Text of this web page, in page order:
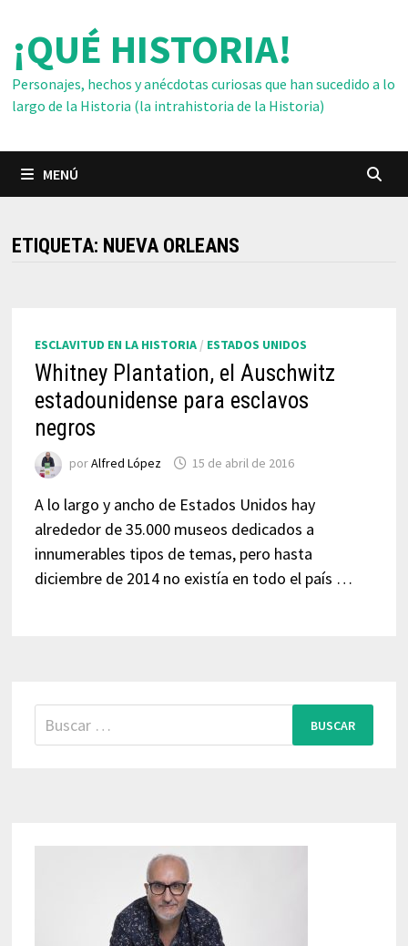
contenido
¡QUÉ HISTORIA!
Personajes, hechos y anécdotas curiosas que han sucedido a lo
largo de la Historia (la intrahistoria de la Historia)
MENÚ
ETIQUETA: NUEVA ORLEANS
ESCLAVITUD EN LA HISTORIA/ ESTADOS UNIDOS
Whitney Plantation, el Auschwitz
estadounidense para esclavos
negros
porAlfred López 15 de abril de 2016
A lo largo y ancho de Estados Unidos hay
alrededor de 35.000 museos dedicados a
innumerables tipos de temas, pero hasta
diciembre de 2014 no existía en todo el país …
Buscar: